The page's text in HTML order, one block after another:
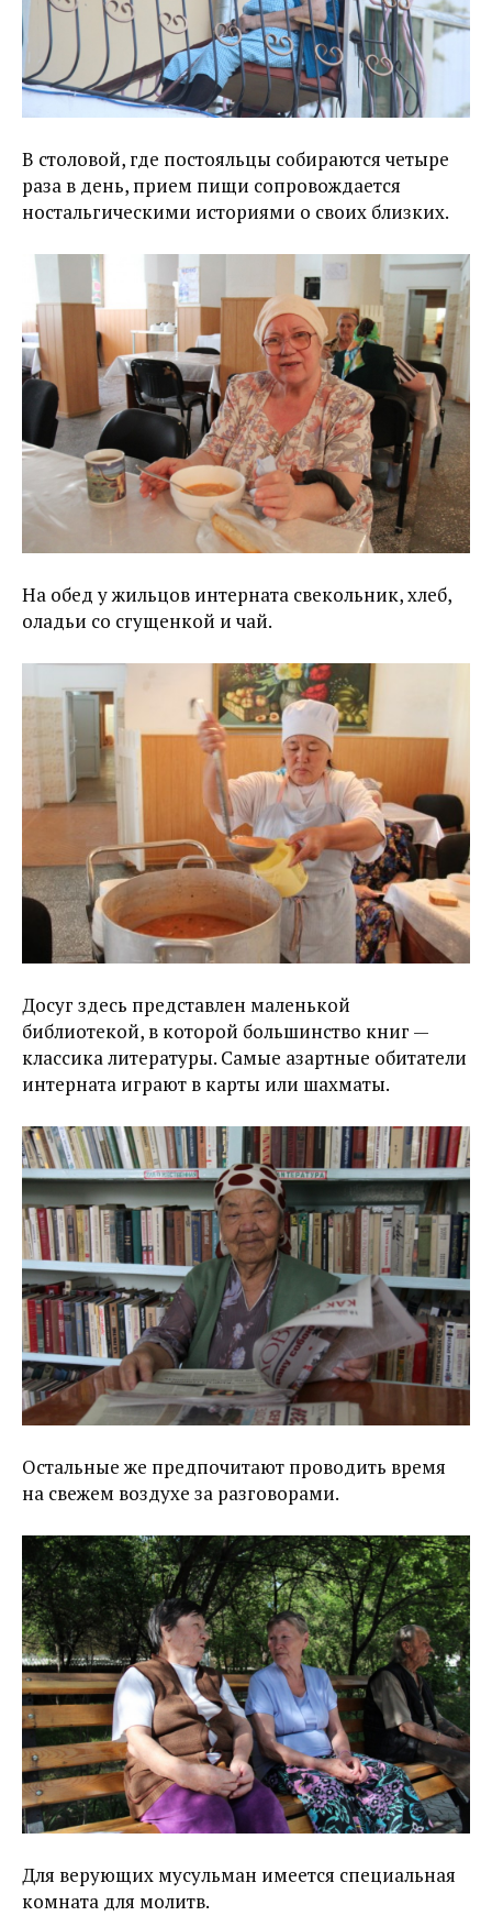
В столовой, где постояльцы собираются четыре
раза в день, прием пищи сопровождается
ностальгическими историями о своих близких.
На обед у жильцов интерната свекольник, хлеб,
оладьи со сгущенкой и чай.
Досуг здесь представлен маленькой
библиотекой, в которой большинство книг —
классика литературы. Самые азартные обитатели
интерната играют в карты или шахматы.
Остальные же предпочитают проводить время
на свежем воздухе за разговорами.
Для верующих мусульман имеется специальная
комната для молитв.